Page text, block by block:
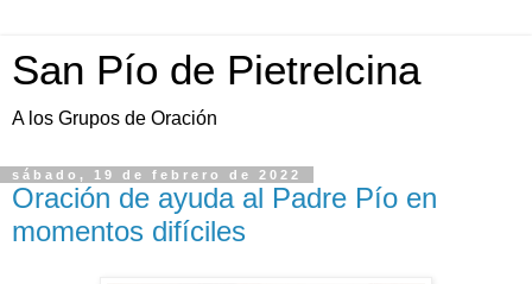
San Pío de Pietrelcina
A los Grupos de Oración
sábado, 19 de febrero de 2022
Oración de ayuda al Padre Pío en
momentos difíciles